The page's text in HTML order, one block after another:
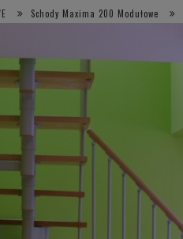
Schody Maxima 200 Modułowe